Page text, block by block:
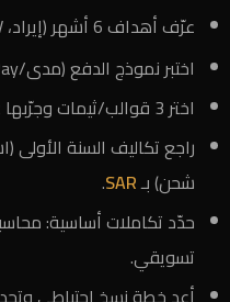
عرّف أهداف 6 أشهر (إيراد، Conversion، AOV) بالأرقام.
اختبر نموذج الدفع (مدى/Apple Pay) على بيئة تجريبية.
اختر 3 قوالب/ثيمات وجرّبها على الجوال أولًا.
راجع تكاليف السنة
شحن) بـSAR
.
تسويقي.